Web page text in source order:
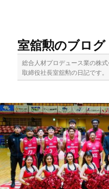
移
動
室舘勲のブログ
総合人材プロデュース業の株
取締役社長室舘勲の日記です。